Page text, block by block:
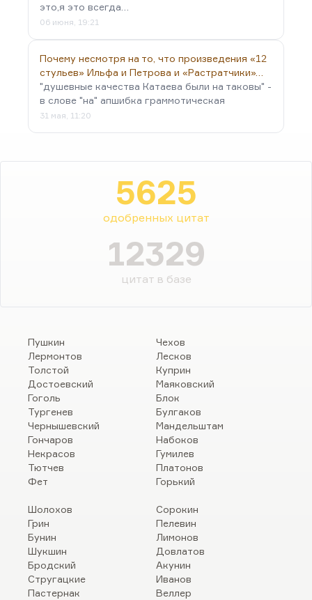
это,я это всегда…
06 июня, 19:21
Почему несмотря на то, что произведения «12
стульев» Ильфа и Петрова и «Растратчики»…
"душевные качества Катаева были на таковы" -
в слове "на" апшибка граммотическая
31 мая, 11:20
5625
одобренных цитат
12329
цитат в базе
Пушкин
Лермонтов
Толстой
Достоевский
Гоголь
Тургенев
Чернышевский
Гончаров
Некрасов
Тютчев
Фет
Чехов
Лесков
Куприн
Маяковский
Блок
Булгаков
Мандельштам
Набоков
Гумилев
Платонов
Горький
Шолохов
Грин
Бунин
Шукшин
Бродский
Стругацкие
Пастернак
Сорокин
Пелевин
Лимонов
Довлатов
Акунин
Иванов
Веллер